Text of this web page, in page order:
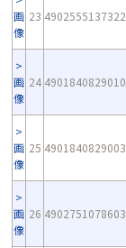
画
像
23 4902555137322
画
像
24 4901840829010
画
像
25 4901840829003
画
像
26 4902751078603